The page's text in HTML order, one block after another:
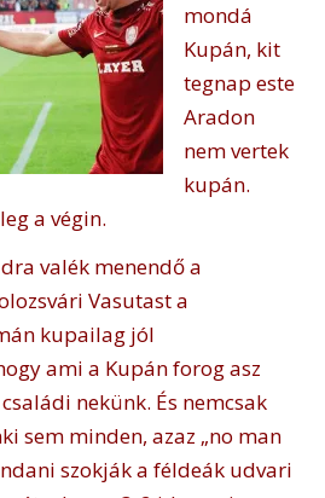
mondá
Kupán, kit
tegnap este
Aradon
nem vertek
kupán.
a végin.
valék menendő a
Vasutast a
kupailag jól
ami a Kupán forog asz
nekünk. És nemcsak
sem minden, azaz „no man
szokják a féldeák udvari